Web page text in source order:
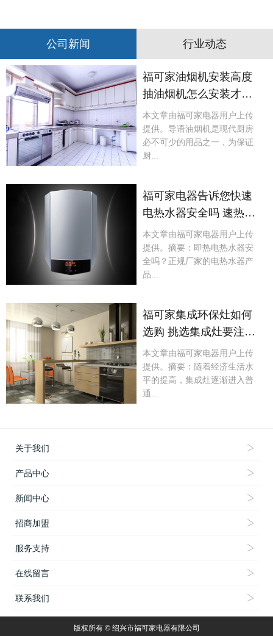
公司新闻 行业动态
福可家油烟机安装高度
抽油烟机怎么安装才更
实用呢?
本文章由福可家电器用户上传
提供。导语油烟机是现代厨房
必不可少的用品之一，为保证
厨...
福可家电器告诉您快速
电热水器安全吗 速热式
电热水器安全吗
本文章由福可家电器用户上传
提供。摘要：即热电热水器安
全吗？正规厂家的电热水器产
品...
福可家集成环保灶如何
选购 挑选集成灶要注意
什么
本文章由福可家电器用户上传
提供。摘要：随着经济生活水
平的提高，集成灶逐渐进入普
通...
关于我们
产品中心
新闻中心
招商加盟
服务支持
在线留言
联系我们
版权所有 © 绍兴市福可家电器有限公司